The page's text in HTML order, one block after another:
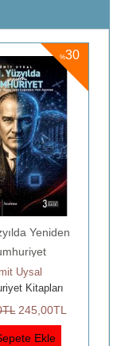
%30
Yeniden
Uysal
Kitapları
TL 245 ,00TL
Ekle